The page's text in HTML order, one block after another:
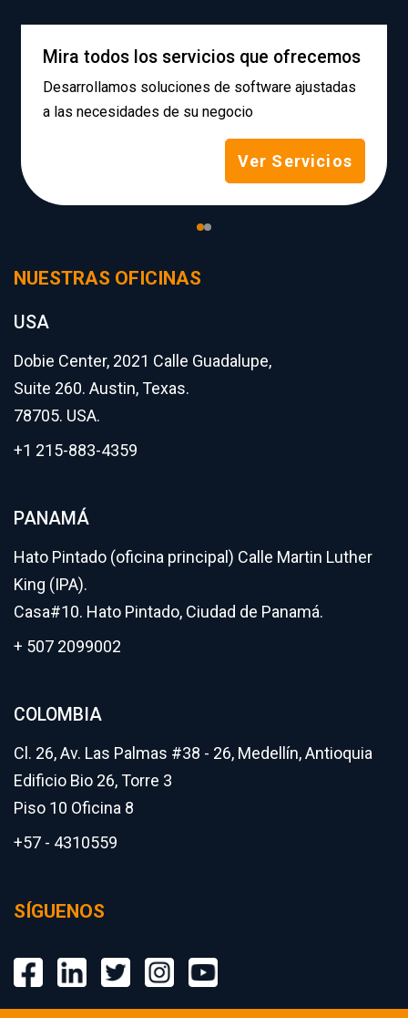
Mira todos los servicios que ofrecemos
Desarrollamos soluciones de software ajustadas
a las necesidades de su negocio
Ver Servicios
NUESTRAS OFICINAS
USA
Dobie Center, 2021 Calle Guadalupe,
Suite 260. Austin, Texas.
78705. USA.
+1 215-883-4359
PANAMÁ
Hato Pintado (oficina principal) Calle Martin Luther
King (IPA).
Casa#10. Hato Pintado, Ciudad de Panamá.
+ 507 2099002
COLOMBIA
Cl. 26, Av. Las Palmas #38 - 26, Medellín, Antioquia
Edificio Bio 26, Torre 3
Piso 10 Oficina 8
+57 - 4310559
SÍGUENOS